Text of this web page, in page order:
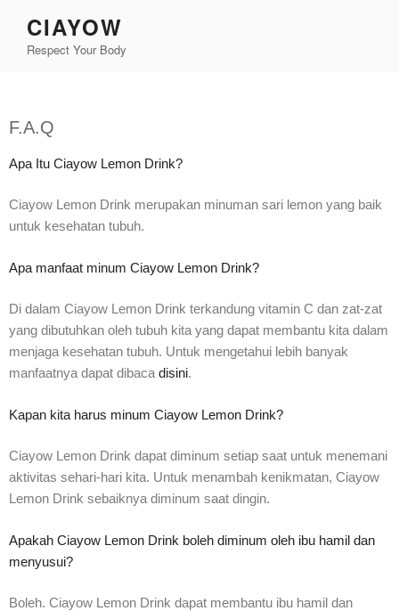
CIAYOW
Respect Your Body
F.A.Q
Apa Itu Ciayow Lemon Drink?
Ciayow Lemon Drink merupakan minuman sari lemon yang baik
untuk kesehatan tubuh.
Apa manfaat minum Ciayow Lemon Drink?
Di dalam Ciayow Lemon Drink terkandung vitamin C dan zat-zat
yang dibutuhkan oleh tubuh kita yang dapat membantu kita dalam
menjaga kesehatan tubuh. Untuk mengetahui lebih banyak
manfaatnya dapat dibaca disini.
Kapan kita harus minum Ciayow Lemon Drink?
Ciayow Lemon Drink dapat diminum setiap saat untuk menemani
aktivitas sehari-hari kita. Untuk menambah kenikmatan, Ciayow
Lemon Drink sebaiknya diminum saat dingin.
Apakah Ciayow Lemon Drink boleh diminum oleh ibu hamil dan
menyusui?
Boleh. Ciayow Lemon Drink dapat membantu ibu hamil dan